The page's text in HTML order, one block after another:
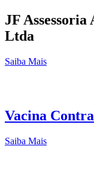
JF
Ltda
Saiba Mais
Vacina
Saiba Mais